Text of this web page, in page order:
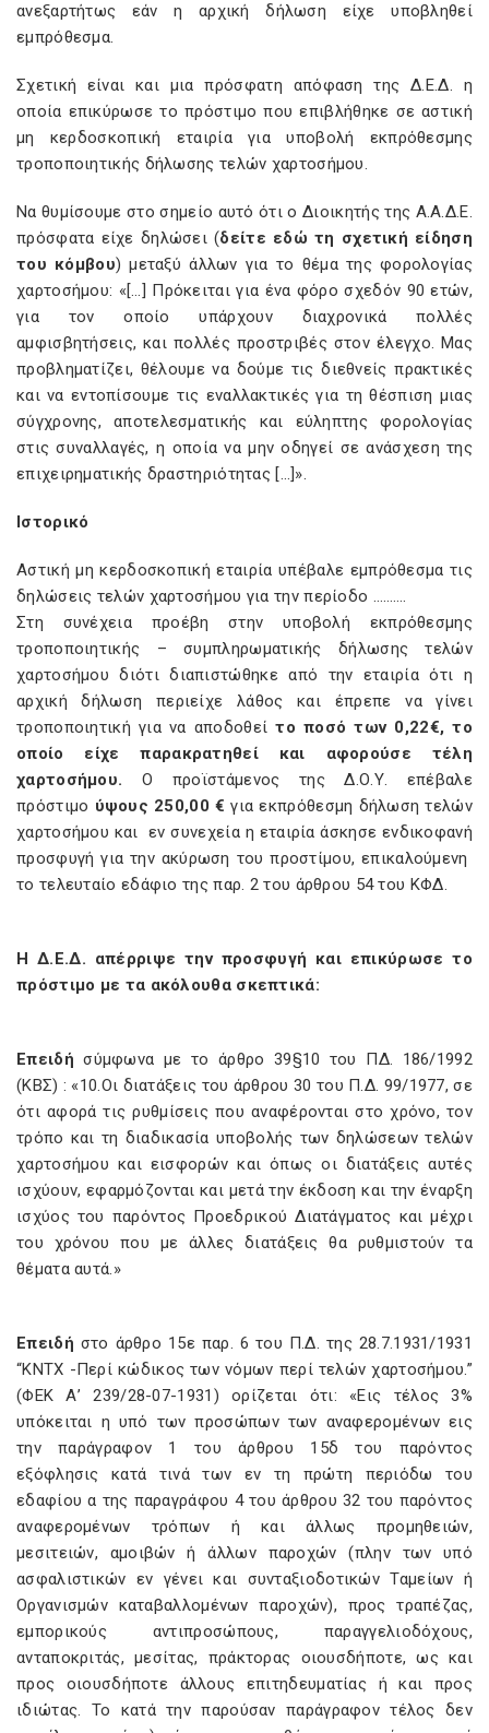
ανεξαρτήτως εάν η αρχική δήλωση είχε υποβληθεί
εμπρόθεσμα.
Σχετική είναι και μια πρόσφατη απόφαση της Δ.Ε.Δ. η
οποία επικύρωσε το πρόστιμο που επιβλήθηκε σε αστική
μη κερδοσκοπική εταιρία για υποβολή εκπρόθεσμης
τροποποιητικής δήλωσης τελών χαρτοσήμου.
Να θυμίσουμε στο σημείο αυτό ότι ο Διοικητής της Α.Α.Δ.Ε.
πρόσφατα είχε δηλώσει (δείτε εδώ τη σχετική είδηση
του κόμβου) μεταξύ άλλων για το θέμα της φορολογίας
χαρτοσήμου: «[…] Πρόκειται για ένα φόρο σχεδόν 90 ετών,
για τον οποίο υπάρχουν διαχρονικά πολλές
αμφισβητήσεις, και πολλές προστριβές στον έλεγχο. Μας
προβληματίζει, θέλουμε να δούμε τις διεθνείς πρακτικές
και να εντοπίσουμε τις εναλλακτικές για τη θέσπιση μιας
σύγχρονης, αποτελεσματικής και εύληπτης φορολογίας
στις συναλλαγές, η οποία να μην οδηγεί σε ανάσχεση της
επιχειρηματικής δραστηριότητας […]».
Ιστορικό
Αστική μη κερδοσκοπική εταιρία υπέβαλε εμπρόθεσμα τις
δηλώσεις τελών χαρτοσήμου για την περίοδο ……….
Στη συνέχεια προέβη στην υποβολή εκπρόθεσμης
τροποποιητικής – συμπληρωματικής δήλωσης τελών
χαρτοσήμου διότι διαπιστώθηκε από την εταιρία ότι η
αρχική δήλωση περιείχε λάθος και έπρεπε να γίνει
τροποποιητική για να αποδοθείτο ποσό των 0,22€, το
οποίο είχε παρακρατηθεί και αφορούσε τέλη
χαρτοσήμου. Ο προϊστάμενος της Δ.Ο.Υ. επέβαλε
πρόστιμο ύψους 250,00 € για εκπρόθεσμη δήλωση τελών
χαρτοσήμου και εν συνεχεία η εταιρία άσκησε ενδικοφανή
προσφυγή για την ακύρωση του προστίμου, επικαλούμενη
το τελευταίο εδάφιο της παρ. 2 του άρθρου 54 του ΚΦΔ.
Η Δ.Ε.Δ. απέρριψε την προσφυγή και επικύρωσε το
πρόστιμο με τα ακόλουθα σκεπτικά:
Επειδήσύμφωνα με το άρθρο 39§10 του ΠΔ. 186/1992
(ΚΒΣ) : «10.Οι διατάξεις του άρθρου 30 του Π.Δ. 99/1977, σε
ότι αφορά τις ρυθμίσεις που αναφέρονται στο χρόνο, τον
τρόπο και τη διαδικασία υποβολής των δηλώσεων τελών
χαρτοσήμου και εισφορών και όπως οι διατάξεις αυτές
ισχύουν, εφαρμόζονται και μετά την έκδοση και την έναρξη
ισχύος του παρόντος Προεδρικού Διατάγματος και μέχρι
του χρόνου που με άλλες διατάξεις θα ρυθμιστούν τα
θέματα αυτά.»
Επειδή στο άρθρο 15ε παρ. 6 του Π.Δ. της 28.7.1931/1931
“ΚΝΤΧ -Περί κώδικος των νόμων περί τελών χαρτοσήμου.”
(ΦΕΚ Α’ 239/28-07-1931) ορίζεται ότι: «Εις τέλος 3%
υπόκειται η υπό των προσώπων των αναφερομένων εις
την παράγραφον 1 του άρθρου 15δ του παρόντος
εξόφλησις κατά τινά των εν τη πρώτη περιόδω του
εδαφίου α της παραγράφου 4 του άρθρου 32 του παρόντος
αναφερομένων τρόπων ή και άλλως προμηθειών,
μεσιτειών, αμοιβών ή άλλων παροχών (πλην των υπό
ασφαλιστικών εν γένει και συνταξιοδοτικών Ταμείων ή
Οργανισμών καταβαλλομένων παροχών), προς τραπέζας,
εμπορικούς αντιπροσώπους, παραγγελιοδόχους,
ανταποκριτάς, μεσίτας, πράκτορας οιουσδήποτε, ως και
προς οιουσδήποτε άλλους επιτηδευματίας ή και προς
ιδιώτας. Το κατά την παρούσαν παράγραφον τέλος δεν